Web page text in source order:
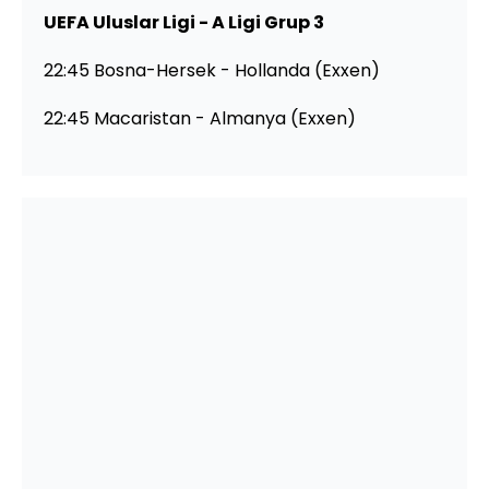
UEFA Uluslar Ligi - A Ligi Grup 3
22:45 Bosna-Hersek - Hollanda (Exxen)
22:45 Macaristan - Almanya (Exxen)